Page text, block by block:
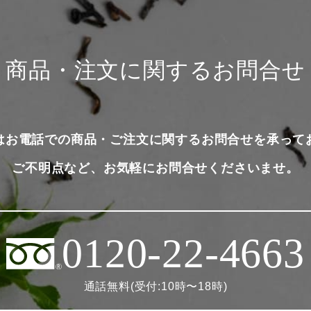
商品・注文に関するお問合せ
お電話での商品・ご注文に関するお問合せを承って
ご不明点など、お気軽にお問合せくださいませ。
0120-22-4663
通話無料(受付:10時〜18時)